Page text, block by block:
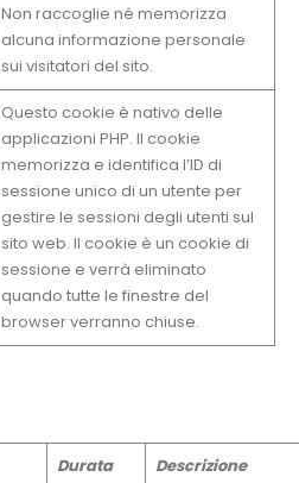
Non raccoglie né memorizza
alcuna informazione personale
sui visitatori del sito.
Questo cookie è nativo delle
applicazioni PHP. Il cookie
memorizza e identifica l’ID di
sessione unico di un utente per
gestire le sessioni degli utenti sul
sito web. Il cookie è un cookie di
sessione e verrà eliminato
quando tutte le finestre del
browser verranno chiuse.
Durata Descrizione